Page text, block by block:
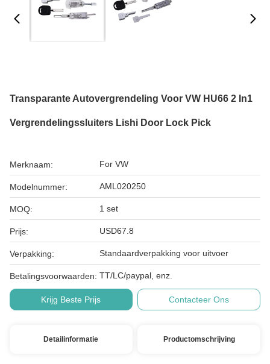
Transparante Autovergrendeling Voor VW HU66 2 In1
Vergrendelingssluiters Lishi Door Lock Pick
Merknaam: For VW
Modelnummer: AML020250
MOQ: 1 set
Prijs: USD67.8
Verpakking: Standaardverpakking voor uitvoer
Betalingsvoorwaarden: TT/LC/paypal, enz.
Krijg Beste Prijs Contacteer Ons
Detailinformatie Productomschrijving